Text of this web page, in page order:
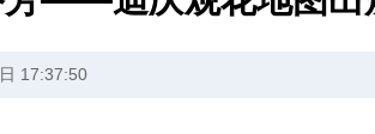
17:37:50